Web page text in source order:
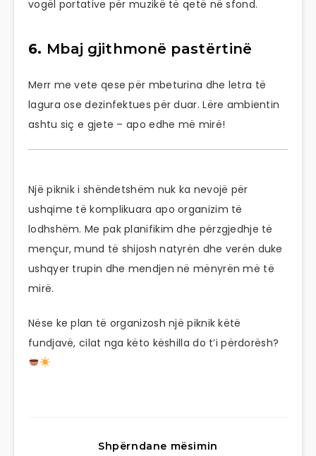
vogël portative për muzikë të qetë në sfond.
6. Mbaj gjithmonë pastërtinë
Merr me vete qese për mbeturina dhe letra të
lagura ose dezinfektues për duar. Lëre ambientin
ashtu siç e gjete – apo edhe më mirë!
Një piknik i shëndetshëm nuk ka nevojë për
ushqime të komplikuara apo organizim të
lodhshëm. Me pak planifikim dhe përzgjedhje të
mençur, mund të shijosh natyrën dhe verën duke
ushqyer trupin dhe mendjen në mënyrën më të
mirë.
Nëse ke plan të organizosh një piknik këtë
fundjavë, cilat nga këto këshilla do t’i përdorësh?
Shpërndane mësimin